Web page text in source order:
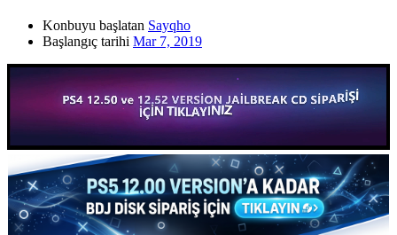
Konbuyu başlatan Sayqho
Başlangıç tarihi Mar 7, 2019